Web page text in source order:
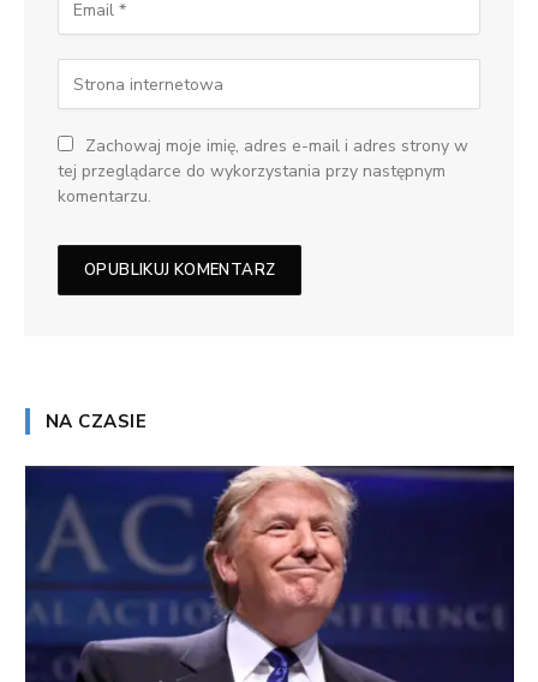
Zachowaj moje imię, adres e-mail i adres strony w
tej przeglądarce do wykorzystania przy następnym
komentarzu.
NA CZASIE